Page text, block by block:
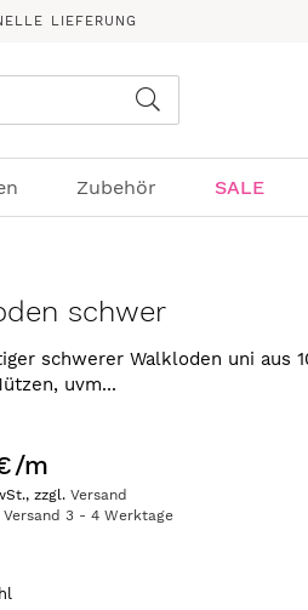
LIEFERUNG
Zubehör SALE
schwer
schwerer Walkloden uni aus
uvm...
/m
zzgl.Versand
Versand3 -4 Werktage